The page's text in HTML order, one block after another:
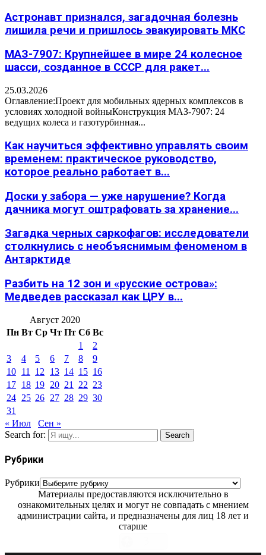
Астронавт признался, загадочная болезнь
лишила речи и пришлось эвакуировать МКС
МАЗ-7907: Крупнейшее в мире 24 колесное
шасси, созданное в СССР для ракет...
25.03.2026
Оглавление:Проект для мобильных ядерных комплексов в
условиях холодной войныКонструкция МАЗ-7907: 24
ведущих колеса и газотурбинная...
Как научиться эффективно управлять своим
временем: практическое руководство,
которое реально работает в...
Доски у забора — уже нарушение? Когда
дачника могут оштрафовать за хранение...
Загадка черных саркофагов: исследователи
столкнулись с необъяснимым феноменом в
Антарктиде
Разбить на 12 зон и «русские острова»:
Медведев рассказал как ЦРУ в...
Август 2020
Пн Вт Ср Чт Пт Сб Вс
1
2
3
4 5 6 7 8
9
10 11 12 13 14 15 16
17 18 19 20 21 22 23
24 25 26 27 28 29 30
31
« Июл
Сен »
Search for:
Search
Рубрики
Рубрики
Материалы предоставляются исключительно в
ознакомительных целях и могут не совпадать с мнением
администрации сайта, и предназначены для лиц 18 лет и
старше